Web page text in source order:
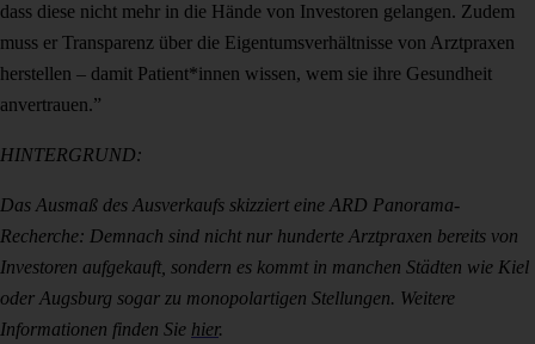
dass diese nicht mehr in die Hände von Investoren gelangen. Zudem
muss er Transparenz über die Eigentumsverhältnisse von Arztpraxen
herstellen – damit Patient*innen wissen, wem sie ihre Gesundheit
anvertrauen.”
HINTERGRUND:
Das Ausmaß des Ausverkaufs skizziert eine ARD Panorama-
Recherche: Demnach sind nicht nur hunderte Arztpraxen bereits von
Investoren aufgekauft, sondern es kommt in manchen Städten wie Kiel
oder Augsburg sogar zu monopolartigen Stellungen. Weitere
Informationen finden Sie hier.